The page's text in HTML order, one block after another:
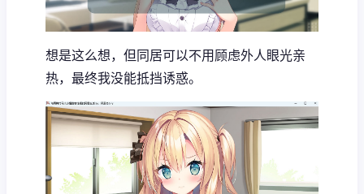
想是这么想，但同居可以不用顾虑外人眼光亲
热，最终我没能抵挡诱惑。